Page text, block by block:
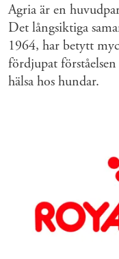
Agria är en
Det långsiktiga
1964, har betytt
fördjupat
hälsa hos hundar.